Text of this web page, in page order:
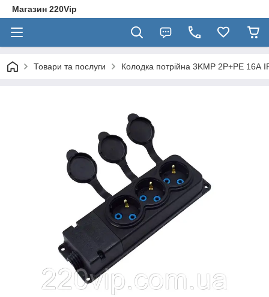
Магазин 220Vip
Товари та послуги Колодка потрійна 3KMP 2Р+РЕ 16А